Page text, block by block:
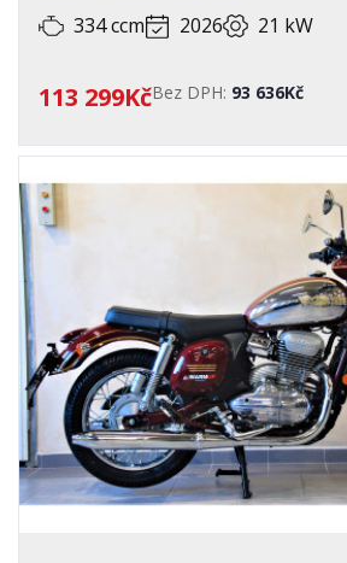
334 ccm 2026 21 kW
113 299KčBez DPH: 93 636Kč